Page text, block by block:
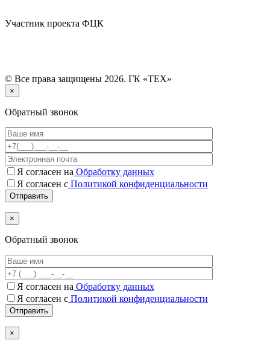
Участник проекта ФЦК
© Все права защищены 2026. ГК «ТЕХ»
×
Обратный звонок
Я согласен на Обработку данных
Я согласен с Политикой конфиденциальности
×
Обратный звонок
Я согласен на Обработку данных
Я согласен c Политикой конфиденциальности
×